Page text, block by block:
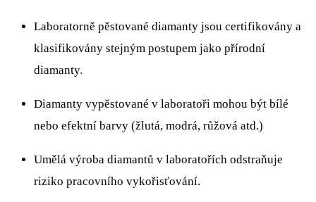
Laboratorně pěstované diamanty jsou certifikovány a
klasifikovány stejným postupem jako přírodní
diamanty.
Diamanty vypěstované v laboratoři mohou být bílé
nebo efektní barvy (žlutá, modrá, růžová atd.)
Umělá výroba diamantů v laboratořích odstraňuje
riziko pracovního vykořisťování.